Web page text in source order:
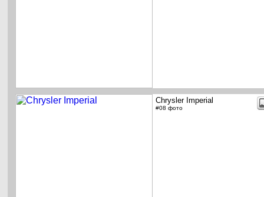
Chrysler Imperial
#08 фото